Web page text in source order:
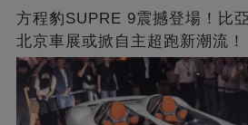
方程豹SUPRE 9震撼登場！比
北京車展或掀自主超跑新潮流！